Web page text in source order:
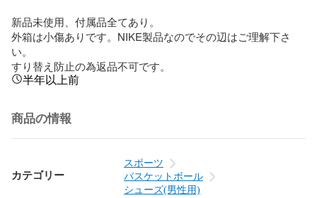
新品未使用、付属品全てあり。
外箱は小傷ありです。NIKE製品なのでその辺はご理解下さ
い。
すり替え防止の為返品不可です。
半年以上前
商品の情報
カテゴリー
スポーツ
バスケットボール
シューズ(男性用)